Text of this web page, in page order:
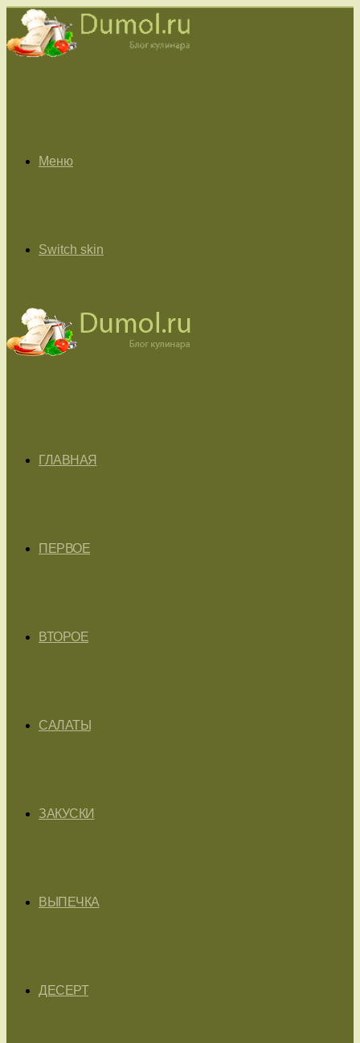
Меню
Switch skin
ГЛАВНАЯ
ПЕРВОЕ
ВТОРОЕ
САЛАТЫ
ЗАКУСКИ
ВЫПЕЧКА
ДЕСЕРТ